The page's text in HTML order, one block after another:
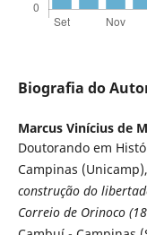
Biografia do
Marcus Vinícius de
Doutorando em
Campinas
construção do
Correio de Orinoco